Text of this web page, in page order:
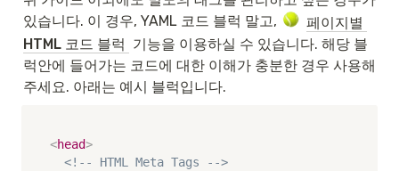
있습니다. 이 경우, YAML 코드 블럭 말고,
페이지별
HTML 코드 블럭 기능을 이용하실 수 있습니다. 해당 블
럭안에 들어가는 코드에 대한 이해가 충분한 경우 사용해
주세요. 아래는 예시 블럭입니다.
<head>
<!-- HTML Meta Tags -->